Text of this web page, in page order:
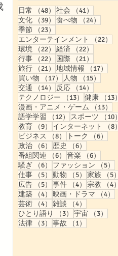
日常 （48） 48件の記事
社会 （41）
文化
（39） 39件の記事
食べ物 （24）
季節
（23）
エンターテインメント
（22）
環境
（22） 22件の記事
経済 （22）
行事
（22） 22件の記事
国際 （21）
旅行
（21） 21件の記事
地域情報 （17）
買い物
（17） 17件の記事
人物 （15）
交通
（14） 14件の記事
反応 （14）
テクノロジー
（13） 13件の記事
健康 （13）
漫画・アニメ・ゲーム
（13）
語学学習
（12） 12件の記事
スポーツ （10）
教育
（9） 9件の記事
インターネット （8）
ビジネス
（8） 8件の記事
トーク （6）
政治
（6） 6件の記事
歴史 （6）
番組関連
（6） 6件の記事
音楽 （6）
騒ぎ
（6） 6件の記事
ファッション （5）
仕事
（5） 5件の記事
動物 （5） 5件の記事
家族 （5）
広告
（5） 5件の記事
事件 （4） 4件の記事
宗教 （4）
建築
（4） 4件の記事
映画・ドラマ （4）
芸術
（4） 4件の記事
雑談 （4）
ひとり語り
（3） 3件の記事
宇宙 （3）
法律
（3） 3件の記事
事故 （1）